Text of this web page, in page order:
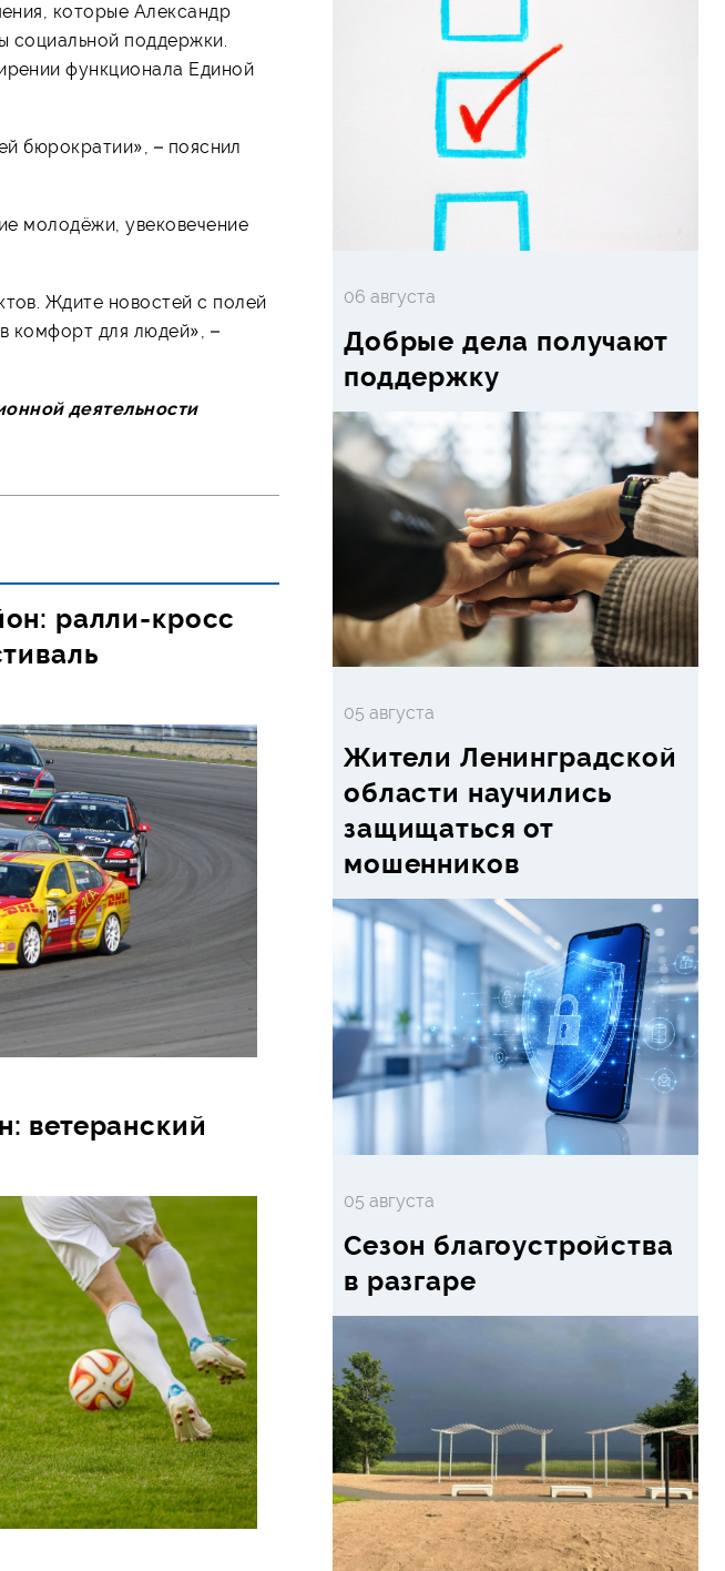
которые Александр
социальной поддержки.
функционала Единой
бюрократии», – пояснил
молодёжи, увековечение
Ждите новостей с полей
комфорт для людей», –
деятельности
ралли-кросс
ветеранский
06 августа
Добрые дела получают
поддержку
05 августа
Жители Ленинградской
области научились
защищаться от
мошенников
05 августа
Сезон благоустройства
в разгаре